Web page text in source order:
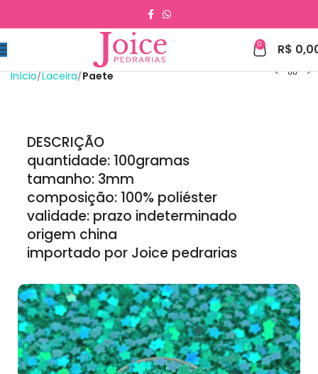
0 R$
Início Laceira Paete
DESCRIÇÃO
quantidade: 100gramas
tamanho: 3mm
composição: 100% poliéster
validade: prazo indeterminado
origem china
importado por Joice pedrarias